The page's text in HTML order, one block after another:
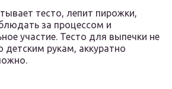
тесто, лепит пирожки,
за процессом и
участие. Тесто для выпечки не
детским рукам, аккуратно